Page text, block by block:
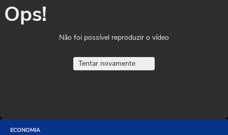
Ops!
Não foi possível reproduzir o vídeo
Tentar novamente
ECONOMIA